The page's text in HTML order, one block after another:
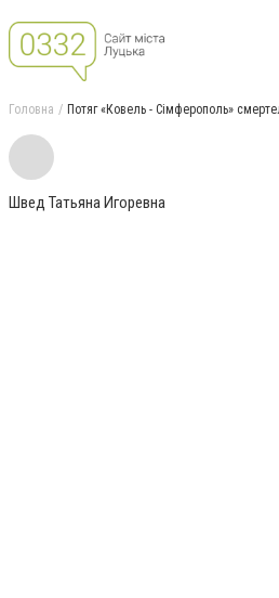
Головна Потяг «Ковель - Сімферополь»
Швед Татьяна Игоревна